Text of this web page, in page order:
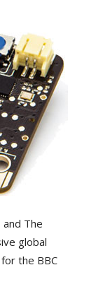
The
global
the BBC